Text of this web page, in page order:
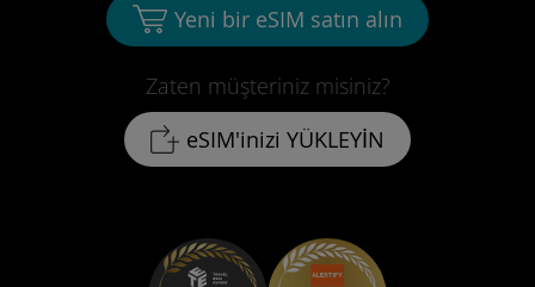
Zaten müşteriniz misiniz?
eSIM'inizi YÜKLEYİN
Yeni bir eSIM satın alın